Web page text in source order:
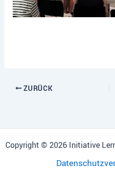
ZURÜCK
Copyright © 2026 Initiative